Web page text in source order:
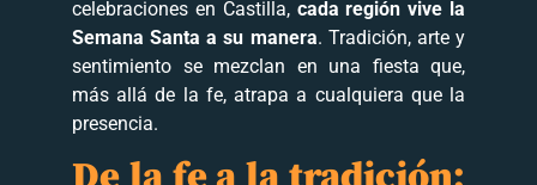
celebraciones en Castilla, cada región vive la
Semana Santa a su manera. Tradición, arte y
sentimiento se mezclan en una fiesta que,
más allá de la fe, atrapa a cualquiera que la
presencia.